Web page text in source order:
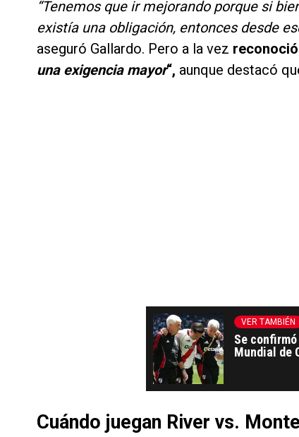
“Tenemos que ir mejorando porque si
existía una obligación, entonces desde
aseguró Gallardo. Pero a la vez
una exigencia mayor“, aunque destacó
VER TAMBIÉN
Se
Mundial de
Cuándo juegan River vs.